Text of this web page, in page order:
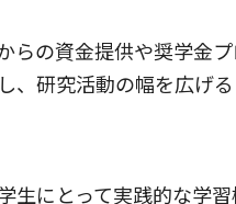
らの資金提供や奨学金
、研究活動の幅を広げる
生にとって実践的な学習